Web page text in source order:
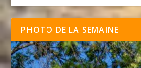
PHOTO DE LA SEMAINE